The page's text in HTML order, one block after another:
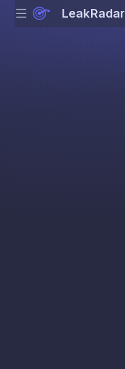
Menu LeakRadar